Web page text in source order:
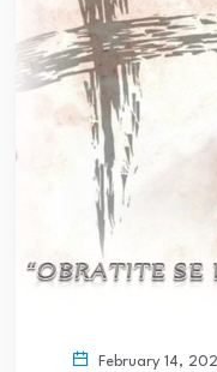
February 14,